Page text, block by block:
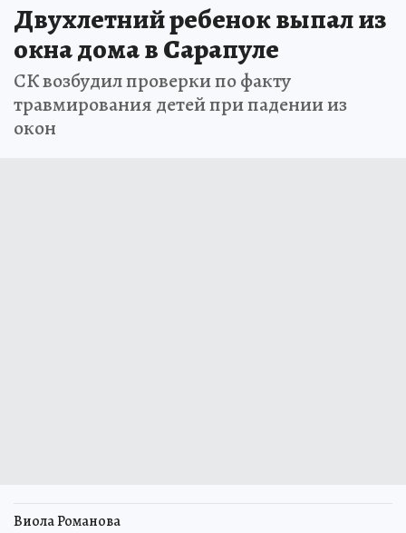
Двухлетний ребенок выпал из
окна дома в Сарапуле
СК возбудил проверки по факту
травмирования детей при падении из
окон
Виола Романова